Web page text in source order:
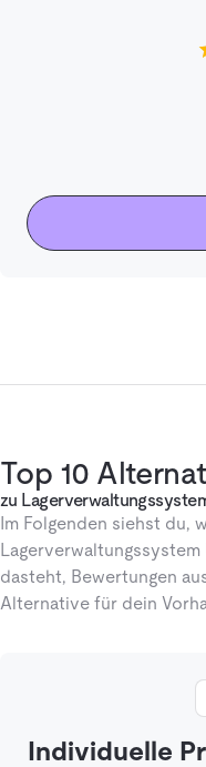
Top 10
zu
Im Folgenden siehst du,
Lagerverwaltungssystem
dasteht, Bewertungen
Alternative für dein
Individuelle